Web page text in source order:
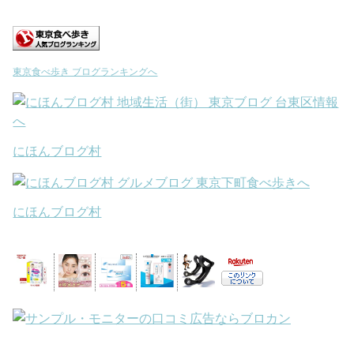
東京食べ歩き ブログランキングへ
にほんブログ村
にほんブログ村